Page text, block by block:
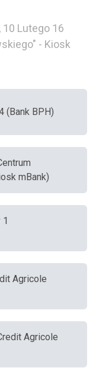
10 Lutego 16
- Kiosk
(Bank BPH)
mBank)
Agricole
Agricole